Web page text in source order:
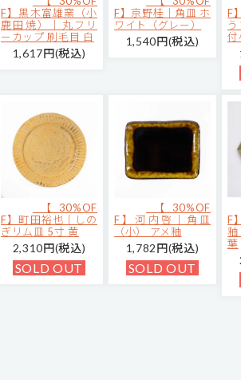
F】黒木富雄窯（小
鹿田焼）｜丸フリ
ーカップ 刷毛目 白
1,617円(税込)
F】京野桂｜角皿 ホ
ワイト（グレー）
1,540円(税込)
F
付
【30%OF
F】町田裕也｜しの
ぎリム皿 5寸 黄
2,310円(税込)
SOLD OUT
【30%OF
F】河内啓｜角皿
（小） アメ釉
1,782円(税込)
SOLD OUT
F
釉
葉